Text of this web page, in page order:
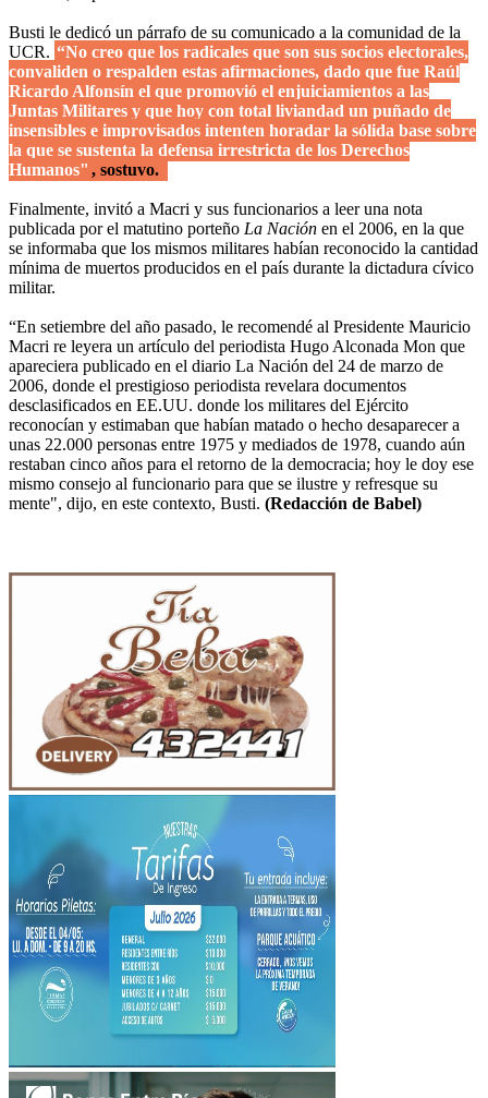
Busti le dedicó un párrafo de su comunicado a la comunidad de la
UCR. “No creo que los radicales que son sus socios electorales,
convaliden o respalden estas afirmaciones, dado que fue Raúl
Ricardo Alfonsín el que promovió el enjuiciamientos a las
Juntas Militares y que hoy con total liviandad un puñado de
insensibles e improvisados intenten horadar la sólida base sobre
la que se sustenta la defensa irrestricta de los Derechos
Humanos" , sostuvo.
Finalmente, invitó a Macri y sus funcionarios a leer una nota
publicada por el matutino porteño La Nación en el 2006, en la que
se informaba que los mismos militares habían reconocido la cantidad
mínima de muertos producidos en el país durante la dictadura cívico
militar.
“En setiembre del año pasado, le recomendé al Presidente Mauricio
Macri re leyera un artículo del periodista Hugo Alconada Mon que
apareciera publicado en el diario La Nación del 24 de marzo de
2006, donde el prestigioso periodista revelara documentos
desclasificados en EE.UU. donde los militares del Ejército
reconocían y estimaban que habían matado o hecho desaparecer a
unas 22.000 personas entre 1975 y mediados de 1978, cuando aún
restaban cinco años para el retorno de la democracia; hoy le doy ese
mismo consejo al funcionario para que se ilustre y refresque su
mente", dijo, en este contexto, Busti. (Redacción de Babel)